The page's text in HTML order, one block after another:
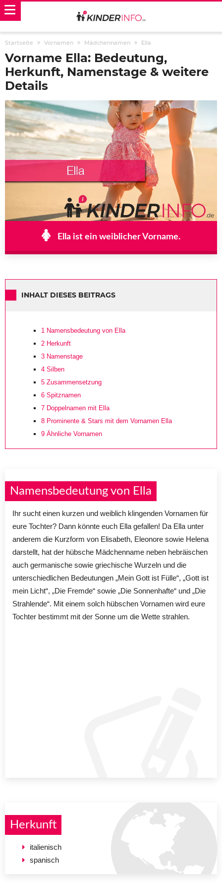
Startseite Vornamen Mädchennamen Ella
Vorname Ella: Bedeutung,
Herkunft, Namenstage & weitere
Details
Ella ist ein weiblicher Vorname.
INHALT DIESES BEITRAGS
1 Namensbedeutung von Ella
2 Herkunft
3 Namenstage
4 Silben
5 Zusammensetzung
6 Spitznamen
7 Doppelnamen mit Ella
8 Prominente & Stars mit dem Vornamen Ella
9 Ähnliche Vornamen
Namensbedeutung von Ella
Ihr sucht einen kurzen und weiblich klingenden Vornamen für
eure Tochter? Dann könnte euch Ella gefallen! Da Ella unter
anderem die Kurzform von Elisabeth, Eleonore sowie Helena
darstellt, hat der hübsche Mädchenname neben hebräischen
auch germanische sowie griechische Wurzeln und die
unterschiedlichen Bedeutungen „Mein Gott ist Fülle“, „Gott ist
mein Licht“, „Die Fremde“ sowie „Die Sonnenhafte“ und „Die
Strahlende“. Mit einem solch hübschen Vornamen wird eure
Tochter bestimmt mit der Sonne um die Wette strahlen.
Herkunft
italienisch
spanisch